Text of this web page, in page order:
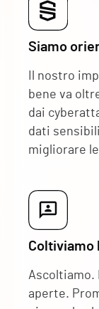
Siamo
Il nostro
bene va
dai
dati
migliorare
Coltiviamo
Ascoltiamo.
aperte.